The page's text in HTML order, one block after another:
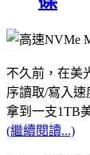
不久前，在美
序讀取/寫入速
拿到一支1TB
(繼續閱讀...)